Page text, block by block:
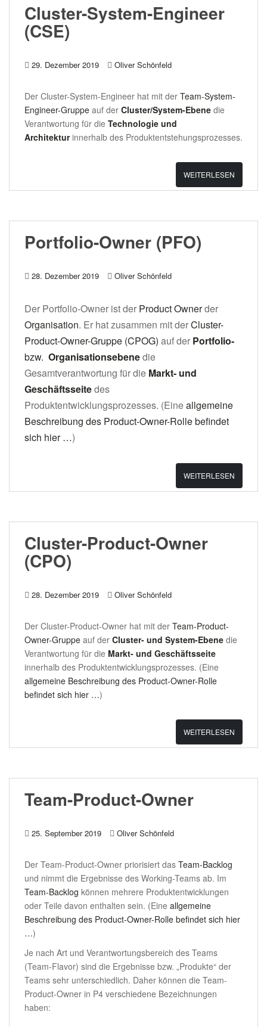
Cluster-System-Engineer
(CSE)
29. Dezember 2019 Oliver Schönfeld
Der Cluster-System-Engineer hat mit der Team-System-
Engineer-Gruppe auf der Cluster/System-Ebene die
Verantwortung für die Technologie und
Architektur innerhalb des Produktentstehungsprozesses.
WEITERLESEN
Portfolio-Owner (PFO)
28. Dezember 2019 Oliver Schönfeld
Der Portfolio-Owner ist der Product Ownerder
Organisation. Er hat zusammen mit derCluster-
Product-Owner-Gruppe (CPOG) auf der Portfolio-
bzw. Organisationsebenedie
Gesamtverantwortung für die Markt- und
Geschäftsseitedes
Produktentwicklungsprozesses. (Eineallgemeine
Beschreibung des Product-Owner-Rolle befindet
sich hier …)
WEITERLESEN
Cluster-Product-Owner
(CPO)
28. Dezember 2019 Oliver Schönfeld
Der Cluster-Product-Owner hat mit der Team-Product-
Owner-Gruppe auf der Cluster- und System-Ebene die
Verantwortung für die Markt- und Geschäftsseite
innerhalb des Produktentwicklungsprozesses. (Eine
allgemeine Beschreibung des Product-Owner-Rolle
befindet sich hier …)
WEITERLESEN
Team-Product-Owner
25. September 2019 Oliver Schönfeld
Der Team-Product-Owner priorisiert das Team-Backlog
und nimmt die Ergebnisse des Working-Teams ab. Im
Team-Backlog können mehrere Produktentwicklungen
oder Teile davon enthalten sein. (Eine allgemeine
Beschreibung des Product-Owner-Rolle befindet sich hier
…)
Je nach Art und Verantwortungsbereich des Teams
(Team-Flavor) sind die Ergebnisse bzw. „Produkte“ der
Teams sehr unterschiedlich. Daher können die Team-
Product-Owner in P4 verschiedene Bezeichnungen
haben: